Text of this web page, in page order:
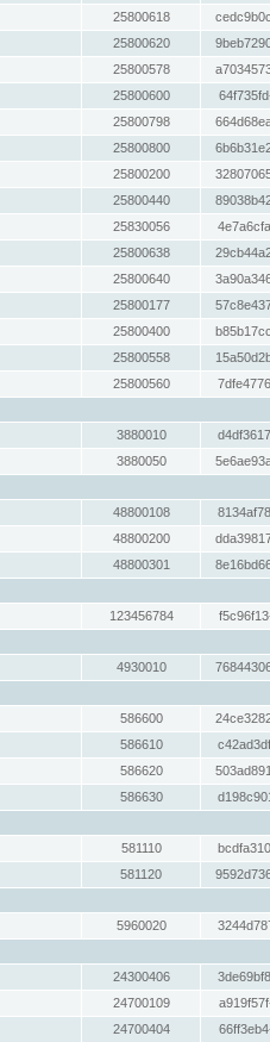
25800618
25800620
25800578
25800600
25800798
25800800
25800200
25800440
25830056
25800638
25800640
25800177
25800400
25800558
25800560
3880010
3880050
48800108
48800200
48800301
123456784
4930010
586600
586610
586620
586630
581110
581120
5960020
24300406
24700109
24700404